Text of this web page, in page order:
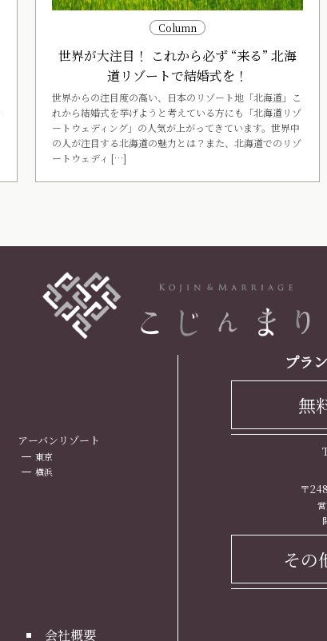
Column
世界が大注目！ これから必ず “来る” 北海
道リゾートで結婚式を！
世界からの注目度の高い、日本のリゾート地「北海道」こ
れから結婚式を挙げようと考えている方にも「北海道リゾ
ートウェディング」の人気が上がってきています。世界中
の人が注目する北海道の魅力とは？また、北海道でのリゾ
ートウェディ […]
アーバンリゾート
東京
横浜
会社概要
プラ
無
〒
その